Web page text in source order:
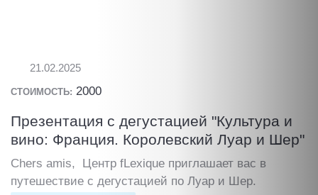
21.02.2025
СТОИМОСТЬ: 2000
Презентация с дегустацией "Культура и
вино: Франция. Королевский Луар и Шер"
Chers amis, Центр fLexique приглашает вас в
путешествие с дегустацией по Луар и Шер.